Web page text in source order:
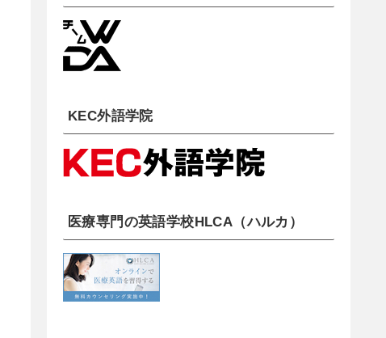
KEC外語学院
医療専門の英語学校HLCA（ハルカ）